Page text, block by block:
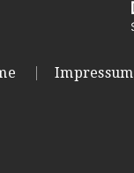
Impressum